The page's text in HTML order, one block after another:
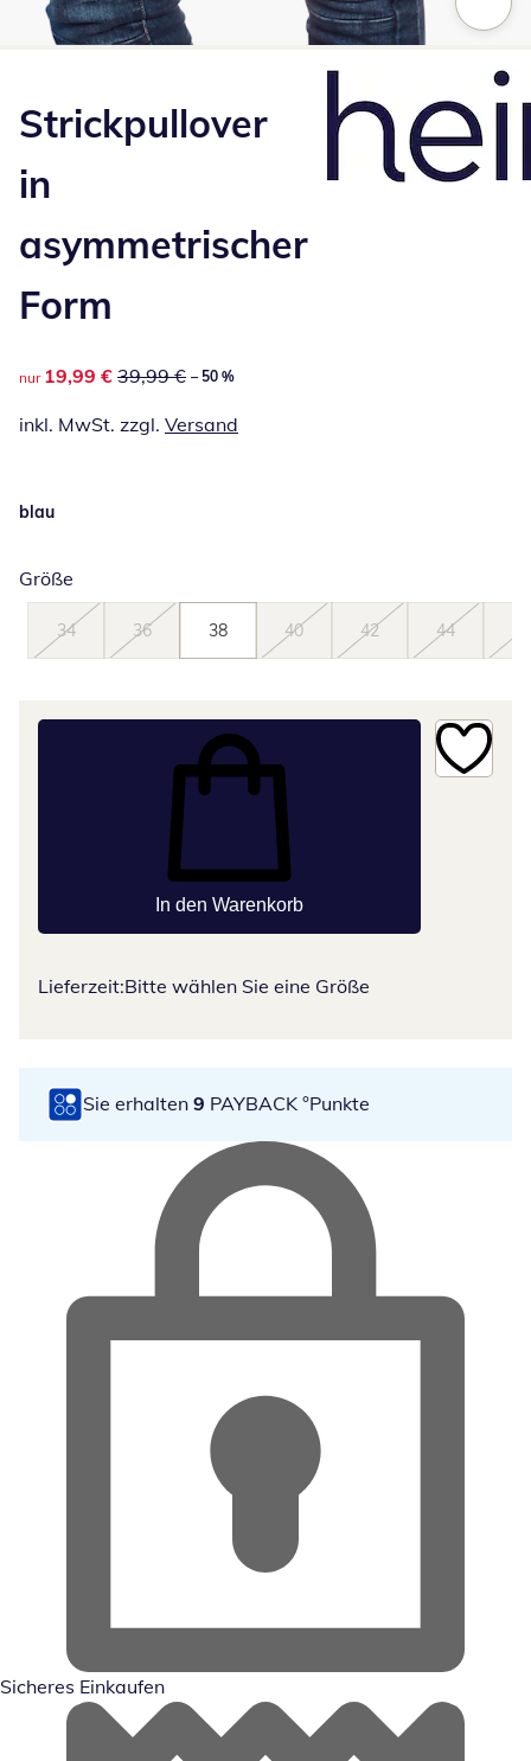
Strickpullover
in
asymmetrischer
Form
reduzierter Preis 19,99 €, vorheriger Preis: 39,99 €
nur 19,99 € 39,99 € – 50 %
inkl. MwSt. zzgl. Versand
blau
Größe
34 36 38 40 42 44
In den Warenkorb
Lieferzeit:Bitte wählen Sie eine Größe
Sie erhalten 9 PAYBACK °Punkte
Sicheres Einkaufen